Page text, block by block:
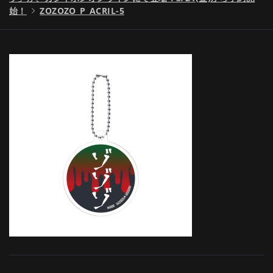
始！
ZOZOZO_P_ACRIL-5